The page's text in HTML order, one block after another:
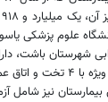
نیز شامل